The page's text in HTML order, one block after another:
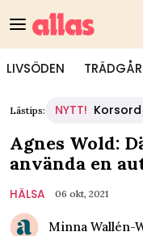
LIVSÖDEN
Lästips: NYTT! Korsord
Agnes Wold:
använda en
HÄLSA 06 okt, 2021
Minna Wallén-